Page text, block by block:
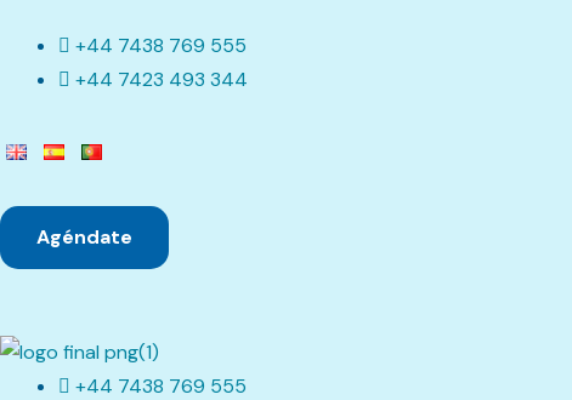
+44 7438 769 555
+44 7423 493 344
Agéndate
+44 7438 769 555